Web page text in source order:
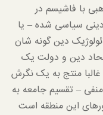
با فاشیسم در
سیاسی شده – یا
دین گونه شان
دین و دولت یک
منتج به یک نگرش
– تقسیم جامعه به
این منطقه است